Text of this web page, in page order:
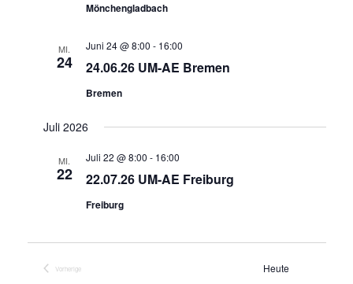
Mönchengladbach
MI.
24 24.06.26 UM-AE Bremen
Juni 24 @ 8:00 - 16:00
Bremen
Juli 2026
MI.
22 22.07.26 UM-AE Freiburg
Juli 22 @ 8:00 - 16:00
Freiburg
Vorherige
Heute